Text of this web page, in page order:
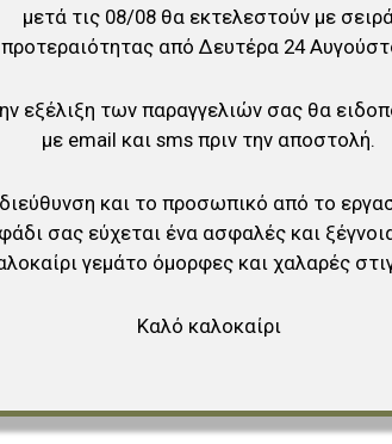
μετά τις 08/08 θα εκτελεστούν με
προτεραιότητας από Δευτέρα 24
εξέλιξη των παραγγελιών σας θα
με email και sms πριν την αποστολή.
και το προσωπικό από το
σας εύχεται ένα ασφαλές και
γεμάτο όμορφες και χαλαρές
Καλό καλοκαίρι